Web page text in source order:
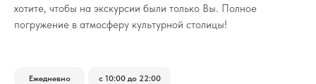
хотите, чтобы на экскурсии были только Вы. Полное
погружение в атмосферу культурной столицы!
Ежедневно с 10:00 до 22:00